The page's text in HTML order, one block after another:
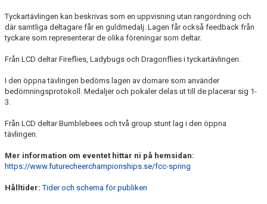
Tyckartävlingen kan beskrivas som en uppvisning utan rangordning och
där samtliga deltagare får en guldmedalj. Lagen får också feedback från
tyckare som representerar de olika föreningar som deltar.
Från LCD deltar Fireflies, Ladybugs och Dragonflies i tyckartävlingen.
I den öppna tävlingen bedöms lagen av domare som använder
bedömningsprotokoll. Medaljer och pokaler delas ut till de placerar sig 1-
3.
Från LCD deltar Bumblebees och två group stunt lag i den öppna
tävlingen.
Mer information om eventet hittar ni på hemsidan:
https://www.futurecheerchampionships.se/fcc-spring
Hålltider: Tider och schema för publiken